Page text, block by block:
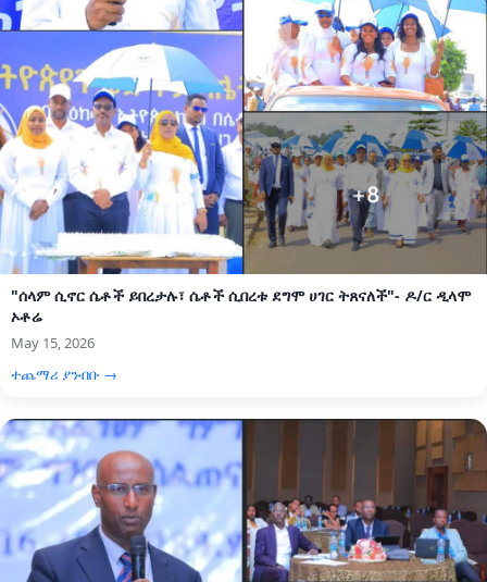
"ሰላም ሲኖር ሴቶች ይበረታሉ፣ ሴቶች ሲበረቱ ደግሞ ሀገር ትጸናለች"- ዶ/ር ዲላሞ
ኦቶሬ
May 15, 2026
ተጨማሪ ያንብቡ →